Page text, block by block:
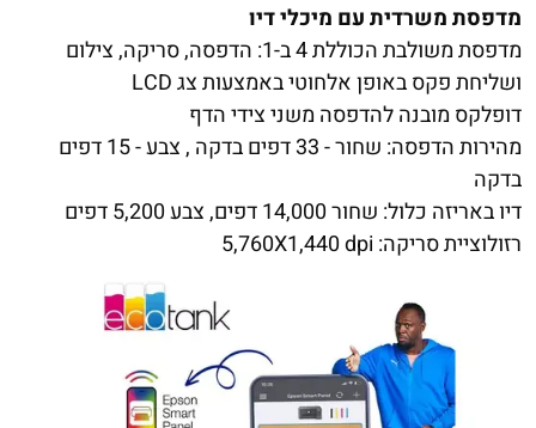
מדפסת משרדית עם מיכלי דיו
מדפסת משולבת הכוללת 4 ב-1: הדפסה, סריקה, צילום
ושליחת פקס באופן אלחוטי באמצעות צג LCD
דופלקס מובנה להדפסה משני צידי הדף
מהירות הדפסה: שחור - 33 דפים בדקה , צבע - 15 דפים
בדקה
דיו באריזה כלול: שחור 14,000 דפים, צבע 5,200 דפים
רזולוציית סריקה: 5,760X1,440 dpi